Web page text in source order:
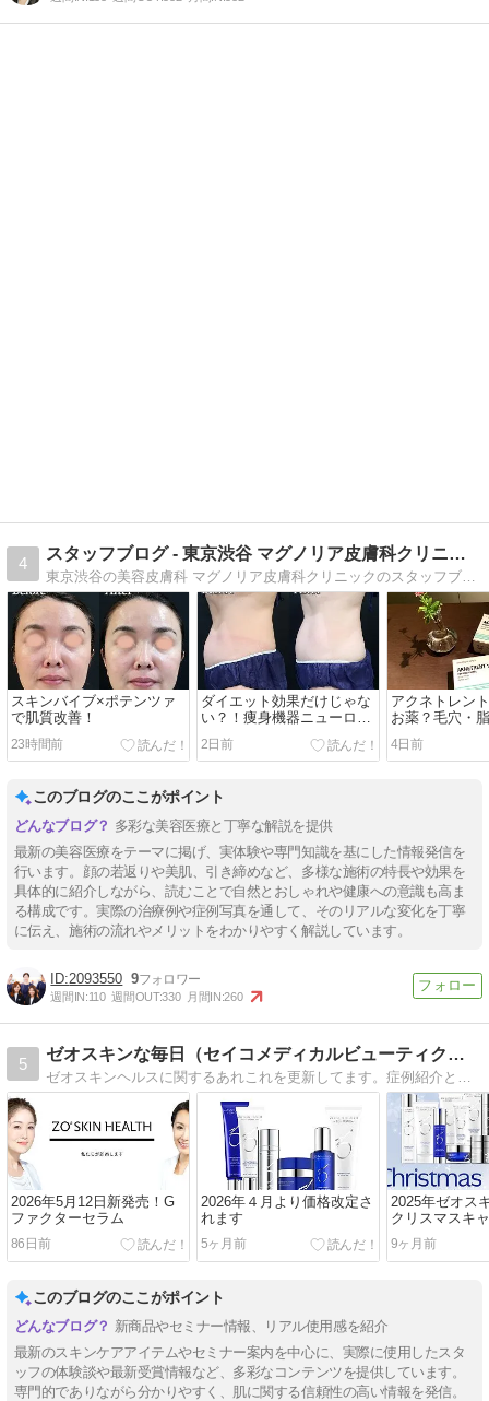
4
スタッフブログ - 東京渋谷 マグノリア皮膚科クリニック
東京渋谷の美容皮膚科 マグノリア皮膚科クリニックのスタッフブログです。シミ・シワ・たるみなどさまざまなお悩み解決のためのお手伝いをさせていただいております。人気の美容治療から、おすすめのドクターズコスメやサプリメントの情報をお届けします！
スキンバイブ×ポテンツァ
で肌質改善！
23時間前
ダイエット効果だけじゃな
い？！痩身機器ニューロン
とは！
2日前
アクネトレン
お薬？毛穴・
赤みにお悩み
4日前
このブログのここがポイント
多彩な美容医療と丁寧な解説を提供
最新の美容医療をテーマに掲げ、実体験や専門知識を基にした情報発信を
行います。顔の若返りや美肌、引き締めなど、多様な施術の特長や効果を
具体的に紹介しながら、読むことで自然とおしゃれや健康への意識も高ま
る構成です。実際の治療例や症例写真を通して、そのリアルな変化を丁寧
に伝え、施術の流れやメリットをわかりやすく解説しています。
2093550 9
週間IN:110 週間OUT:330 月間IN:260
5
ゼオスキンな毎日（セイコメディカルビューティクリニック）
2026年5月12日新発売！G
ファクターセラム
86日前
2026年４月より価格改定さ
れます
5ヶ月前
2025年ゼオス
クリスマスキ
お知らせ
9ヶ月前
このブログのここがポイント
新商品やセミナー情報、リアル使用感を紹介
最新のスキンケアアイテムやセミナー案内を中心に、実際に使用したスタ
ッフの体験談や最新受賞情報など、多彩なコンテンツを提供しています。
専門的でありながら分かりやすく、肌に関する信頼性の高い情報を発信。